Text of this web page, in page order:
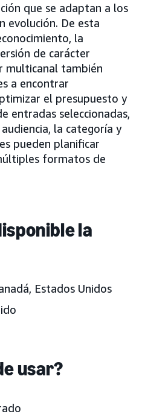
que se adaptan a los
evolución. De esta
la
de carácter
multicanal también
a encontrar
el presupuesto y
entradas seleccionadas,
la categoría y
pueden planificar
formatos de
la
Estados Unidos
usar?